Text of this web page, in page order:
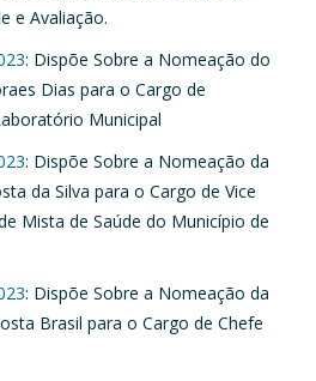
e Avaliação.
: Dispõe Sobre a Nomeação do
Dias para o Cargo de
Municipal
: Dispõe Sobre a Nomeação da
da Silva para o Cargo de Vice
Mista de Saúde do Município de
: Dispõe Sobre a Nomeação da
Brasil para o Cargo de Chefe